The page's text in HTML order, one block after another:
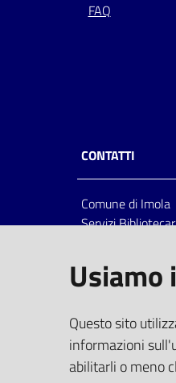
FAQ
CONTATTI
Comune di Imola
Servizi
Italia
centralino: tel
PEC
P.IVA
Usiamo
Questo sito
informazioni
abilitarli o meno